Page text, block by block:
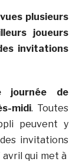
plusieurs
joueurs
invitations
journée de
midi. Toutes
peuvent y
invitations
qui met à